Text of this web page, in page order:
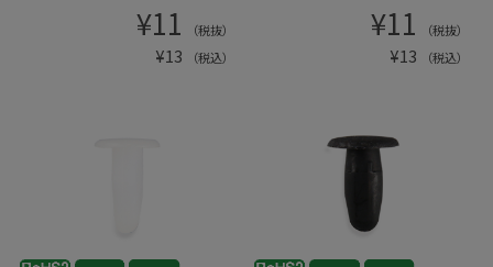
¥11 （税抜）
¥13 （税込）
¥11 （税抜）
¥13 （税込）